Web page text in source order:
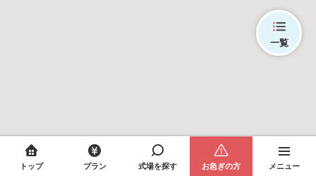
一覧
トップ プラン 式場を探す お急ぎの方 メニュー